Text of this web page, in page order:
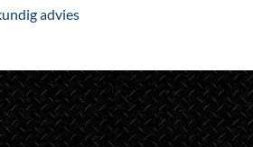
variaties.
kan
gekozen
worden
op
advies